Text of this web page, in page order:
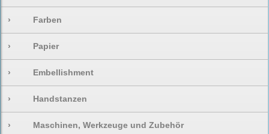
› Farben
› Papier
› Embellishment
› Handstanzen
› Maschinen, Werkzeuge und Zubehör